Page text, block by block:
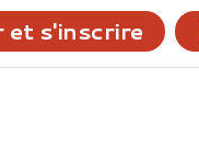
et s'inscrire